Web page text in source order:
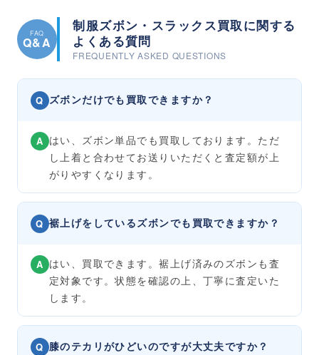
FAQ
Q&A
制服ズボン・スラックス買取に関する
よくある質問
FREQUENTLY ASKED QUESTIONS
Q ズボンだけでも買取できますか？
A はい、ズボン単品でも買取しております。ただ
し上着と合わせてお送りいただくと査定額が上
がりやすくなります。
Q 裾上げをしているズボンでも買取できますか？
A はい、買取できます。裾上げ済みのズボンも査
定対象です。状態を確認の上、丁寧に査定いた
します。
Q 膝のテカリがひどいのですが大丈夫ですか？